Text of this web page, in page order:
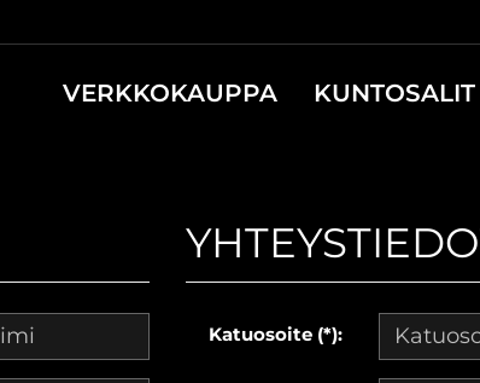
VERKKOKAUPPA KUNTOSALIT
Katuosoite (*):